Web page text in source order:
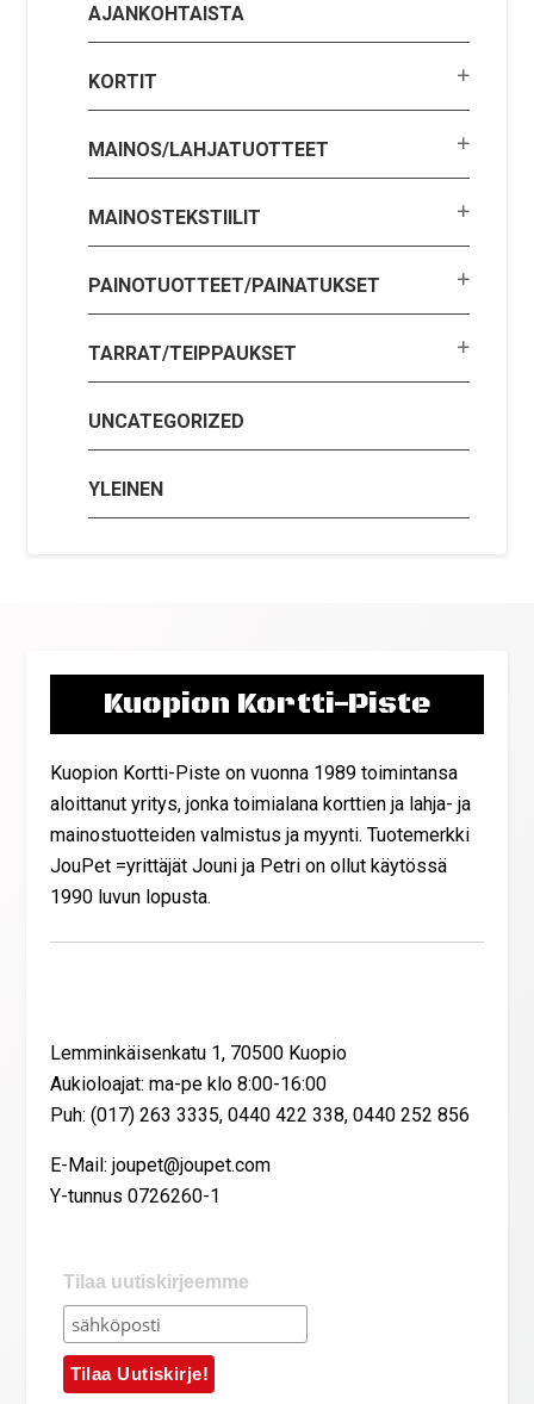
AJANKOHTAISTA
KORTIT
MAINOS/LAHJATUOTTEET
MAINOSTEKSTIILIT
PAINOTUOTTEET/PAINATUKSET
TARRAT/TEIPPAUKSET
UNCATEGORIZED
YLEINEN
Kuopion Kortti-Piste
Kuopion Kortti-Piste on vuonna 1989 toimintansa
aloittanut yritys, jonka toimialana korttien ja lahja- ja
mainostuotteiden valmistus ja myynti. Tuotemerkki
JouPet =yrittäjät Jouni ja Petri on ollut käytössä
1990 luvun lopusta.
Lemminkäisenkatu 1, 70500 Kuopio
Aukioloajat: ma-pe klo 8:00-16:00
Puh: (017) 263 3335, 0440 422 338, 0440 252 856
E-Mail: joupet@joupet.com
Y-tunnus 0726260-1
Tilaa uutiskirjeemme